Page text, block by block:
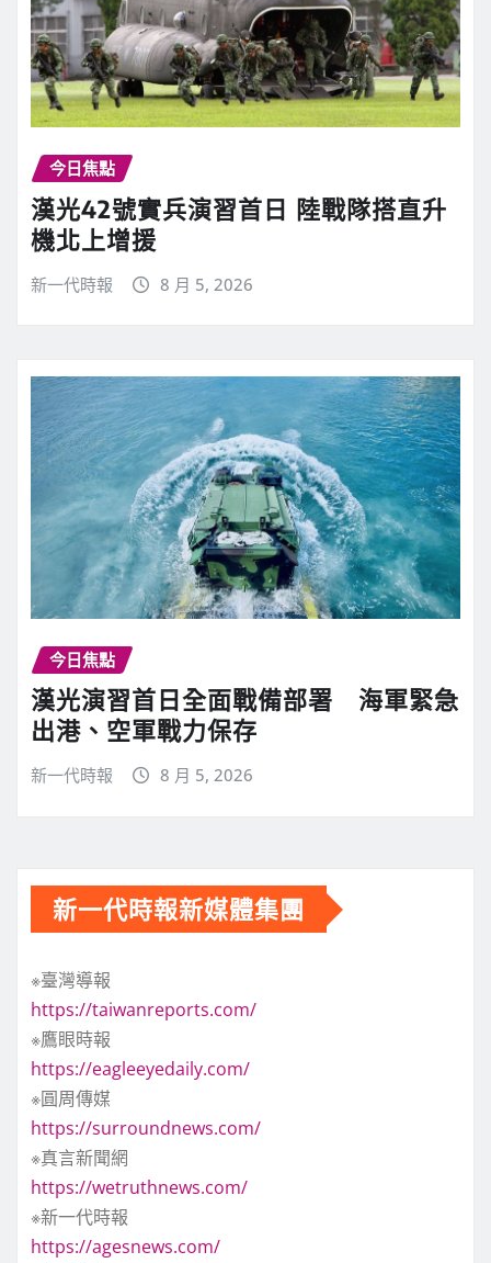
今日焦點
漢光42號實兵演習首日 陸戰隊搭直升
機北上增援
新一代時報 8 月 5, 2026
今日焦點
漢光演習首日全面戰備部署 海軍緊急
出港、空軍戰力保存
新一代時報 8 月 5, 2026
新一代時報新媒體集團
※臺灣導報
https://taiwanreports.com/
※鷹眼時報
https://eagleeyedaily.com/
※圓周傳媒
https://surroundnews.com/
※真言新聞網
https://wetruthnews.com/
※新一代時報
https://agesnews.com/